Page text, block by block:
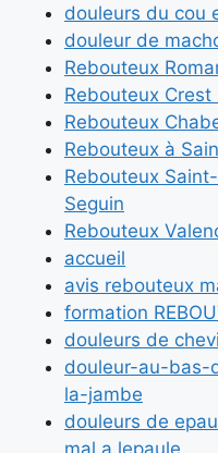
douleurs du cou
douleur de
Rebouteux
Rebouteux Crest
Rebouteux
Rebouteux à
Rebouteux
Seguin
Rebouteux
accueil
avis rebouteux
formation
douleurs de
douleur-au-
la-jambe
douleurs de
mal a lepaule